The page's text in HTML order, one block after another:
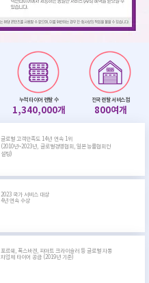
누적 타이어 렌탈 수
1,340,000개
전국 렌탈 서비스점
800여개
글로벌 고객만족도 14년 연속 1위
(2010년~2023년, 글로벌경영협회, 일본능률협회컨
설팅)
2023 국가 서비스 대상
4년 연속 수상
포르쉐, 폭스바겐, 피아트 크라이슬러 등 글로벌 자동
차업체 타이어 공급 (2019년 기준)